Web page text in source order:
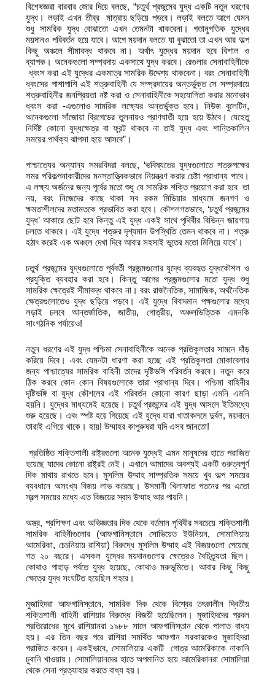
বিশেষজ্ঞরা বারবার জোর দিয়ে বলছে, “চতুর্থ প্রজন্মের যুদ্ধ একটি নতুন ধরণের
যুদ্ধ। লড়াই এখন তীব্র মাত্রায় ছড়িয়ে পড়বে। লড়াই বলতে আগে যেমন
শুধু সামরিক যুদ্ধ বোঝাতো এখন তেমনটা থাকবেনা। গতানুগতিক যুদ্ধের
ময়দানও পরিবর্তন হয়ে যাবে। আগে ময়দান বলতে যা বুঝাতো তা এখন আর অল্প
কিছু অঞ্চলে সীমাবদ্ধ থাকবে না। অর্থাৎ যুদ্ধের ময়দান হবে বিশাল ও
ব্যাপক। অনেকগুলো সম্প্রদায় একসাথে যুদ্ধ করবে। রেগুলার সেনাবাহিনীকে
ধ্বংস করা এই যুদ্ধের একমাত্র সামরিক উদ্দেশ্য থাকবেনা। বরং সেনাবাহিনী
ধ্বংসের পাশাপাশি এই শত্রুবাহিনী যে সম্প্রদায়ের অন্তর্ভুক্ত সে সম্প্রদায়ে
শত্রুবাহিনীর জনপ্রিয়তা নষ্ট করা ও সেনাবাহিনীকে সহযোগিতা করার মনোভাব
ধ্বংস করা -এগুলোও সামরিক লক্ষ্যের অন্তর্ভুক্ত হবে। নিউজ বুলেটিন,
অনেকগুলো সাঁজোয়া ব্রিগেডের তুলনায়ও প্রাণঘাতী হয়ে হয়ে উঠবে। যেহেতু
নির্দিষ্ট কোনো যুদ্ধক্ষেত্র বা ফ্রন্ট থাকবে না তাই যুদ্ধ এবং শান্তিকালিন
সময়ের পার্থক্য ঝাপসা হয়ে আসবে”।
পাশ্চাত্যের অন্যান্য সমরবিদরা বলছে, ‘ভবিষ্যতের যুদ্ধগুলোতে শত্রুপক্ষের
সমর পরিকল্পনাকারীদের মনস্তাত্ত্বিকভাবে নিয়ন্ত্রণ করার চেষ্টা প্রাধান্য পাবে।
এ লক্ষ্য অর্জনের জন্য পূর্বের মতো শুধু যে সামরিক শক্তি প্রয়োগ করা হবে তা
নয়, বরং নিজেদের কাছে থাকা সব রকম মিডিয়ার মাধ্যমে জনগণ ও
ক্ষমতাশীলদের মতামতকে প্রভাবিত করা হবে। কৌশলগতভাবে, ‘চতুর্থ প্রজন্মের
যুদ্ধ’ আকারে ছোট হবে কিন্তু এই যুদ্ধ একই সাথে পৃথিবীর বিভিন্ন জায়গায়
চলতে থাকবে। এই যুদ্ধে শত্রুর দৃশ্যমান উপস্থিতি তেমন থাকবে না। শত্রু
হঠাৎ করেই এক অঞ্চলে দেখা দিবে আবার সহসাই ভূতের মতো মিলিয়ে যাবে’।
চতুর্থ প্রজন্মের যুদ্ধগুলোতে পূর্ববর্তী প্রজন্মগুলোর যুদ্ধে ব্যবহৃত যুদ্ধকৌশল ও
প্রযুক্তি ব্যবহার করা হবে। কিন্তু আগের প্রজন্মগুলোর মতো যুদ্ধ শুধু
সামরিক ক্ষেত্রেই সীমাবদ্ধ থাকবে না। বরং রাজনৈতিক, সামাজিক, অর্থনৈতিক
ক্ষেত্রগুলোতেও যুদ্ধ ছড়িয়ে পড়বে। এই যুদ্ধে বিবাদমান পক্ষগুলোর মধ্যে
লড়াই চলবে আন্তর্জাতিক, জাতীয়, গোত্রীয়, অঞ্চলভিত্তিক এমনকি
সাংগঠনিক পর্যায়েও!
নতুন ধরণের এই যুদ্ধ পশ্চিমা সেনাবাহিনীকে অনেক প্রতিকূলতার সামনে দাঁড়
করিয়ে দিবে। এবং যেমনটা ধারণা করা হচ্ছে এই প্রতিকূলতা মোকাবেলার
জন্য পাশ্চাত্যের সামরিক বাহিনী তাদের দৃষ্টিভঙ্গি পরিবর্তন করবে। নতুন করে
ঠিক করবে কোন কোন বিষয়গুলোকে তারা প্রাধান্য দিবে। পশ্চিমা বাহিনীর
দৃষ্টিভঙ্গি বা যুদ্ধ কৌশলের এই পরিবর্তন কোনো কারণ ছাড়া এমনি এমনি
হয়নি। যুদ্ধের মাধ্যমেই হয়েছে। চতুর্থ প্রজন্মের এই যুদ্ধ আসলে ইতিমধ্যে
শুরু হয়েছে। এবং স্পষ্ট হয়ে গিয়েছে এই যুদ্ধে যারা খাতাকলমে দুর্বল, ময়দানে
তারাই এগিয়ে থাকে। হায়! উম্মাহর কাপুরুষরা যদি এসব জানতো!
প্রতিষ্ঠিত শক্তিশালী রাষ্ট্রগুলো অনেক যুদ্ধেই এমন মানুষদের হাতে পরাজিত
হয়েছে যাদের কোনো রাষ্ট্রই নেই। এখানে আমাদের অবশ্যই একটি গুরুত্বপূর্ণ
দিক মাথায় রাখতে হবে। মুসলিম উম্মাহ সাম্প্রতিক সময়ে খুব অল্প সময়ের
ব্যবধানে অসংখ্য বিজয় লাভ করেছে। উসমানী খিলাফাত পতনের পর এতো
স্বল্প সময়ের মধ্যে এত বিজয়ের স্বাদ উম্মাহ আর পায়নি।
অস্ত্র, প্রশিক্ষণ এবং অভিজ্ঞতার দিক থেকে বর্তমান পৃথিবীর সবচেয়ে শক্তিশালী
সামরিক বাহিনীগুলোর (আফগানিস্তানে সোভিয়েত ইউনিয়ন, সোমালিয়ায়
আমেরিকা, চেচনিয়ায় রাশিয়া) বিরুদ্ধে মুসলিম উম্মাহ এই বিজয়গুলো পেয়েছে
গত ২০ বছরে। এসকল যুদ্ধের ময়দানগুলোর ক্ষেত্রেও বৈচিত্র্যতা ছিল।
কোথাও পাহাড় পর্বতে যুদ্ধ হয়েছে, কোথাও মরুভূমিতে। আবার কিছু কিছু
ক্ষেত্রে যুদ্ধ সংঘটিত হয়েছিল শহরে।
মুজাহিদরা আফগানিস্তানে, সামরিক দিক থেকে বিশ্বের তৎকালীন দ্বিতীয়
শক্তিশালী বাহিনী রাশিয়ার বিরুদ্ধে বিজয়ী হয়েছিলেন। মুজাহিদদের প্রবল
প্রতিরোধের মুখে রাশিয়ানরা ১৯৮৮ সালে আফগানিস্তান থেকে পালাত বাধ্য
হয়। এর তিন বছর পরে রাশিয়া সমর্থিত আফগান সরকারকেও মুজাহিদরা
পরাজিত করেন। একইভাবে, সোমালিয়ার একটি গোত্র আমেরিকাকে নাকানি
চুবানি খাওয়ায়। সোমালিয়ানদের হাতে অপমানিত হয়ে আমেরিকানরা সোমালিয়া
থেকে সেনা প্রত্যাহার করতে বাধ্য হয়।